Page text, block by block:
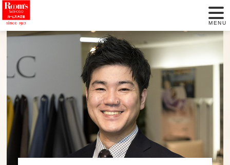
代表メッセージ
仕事を知る
人を知る
新卒採用 中途採用
MENU